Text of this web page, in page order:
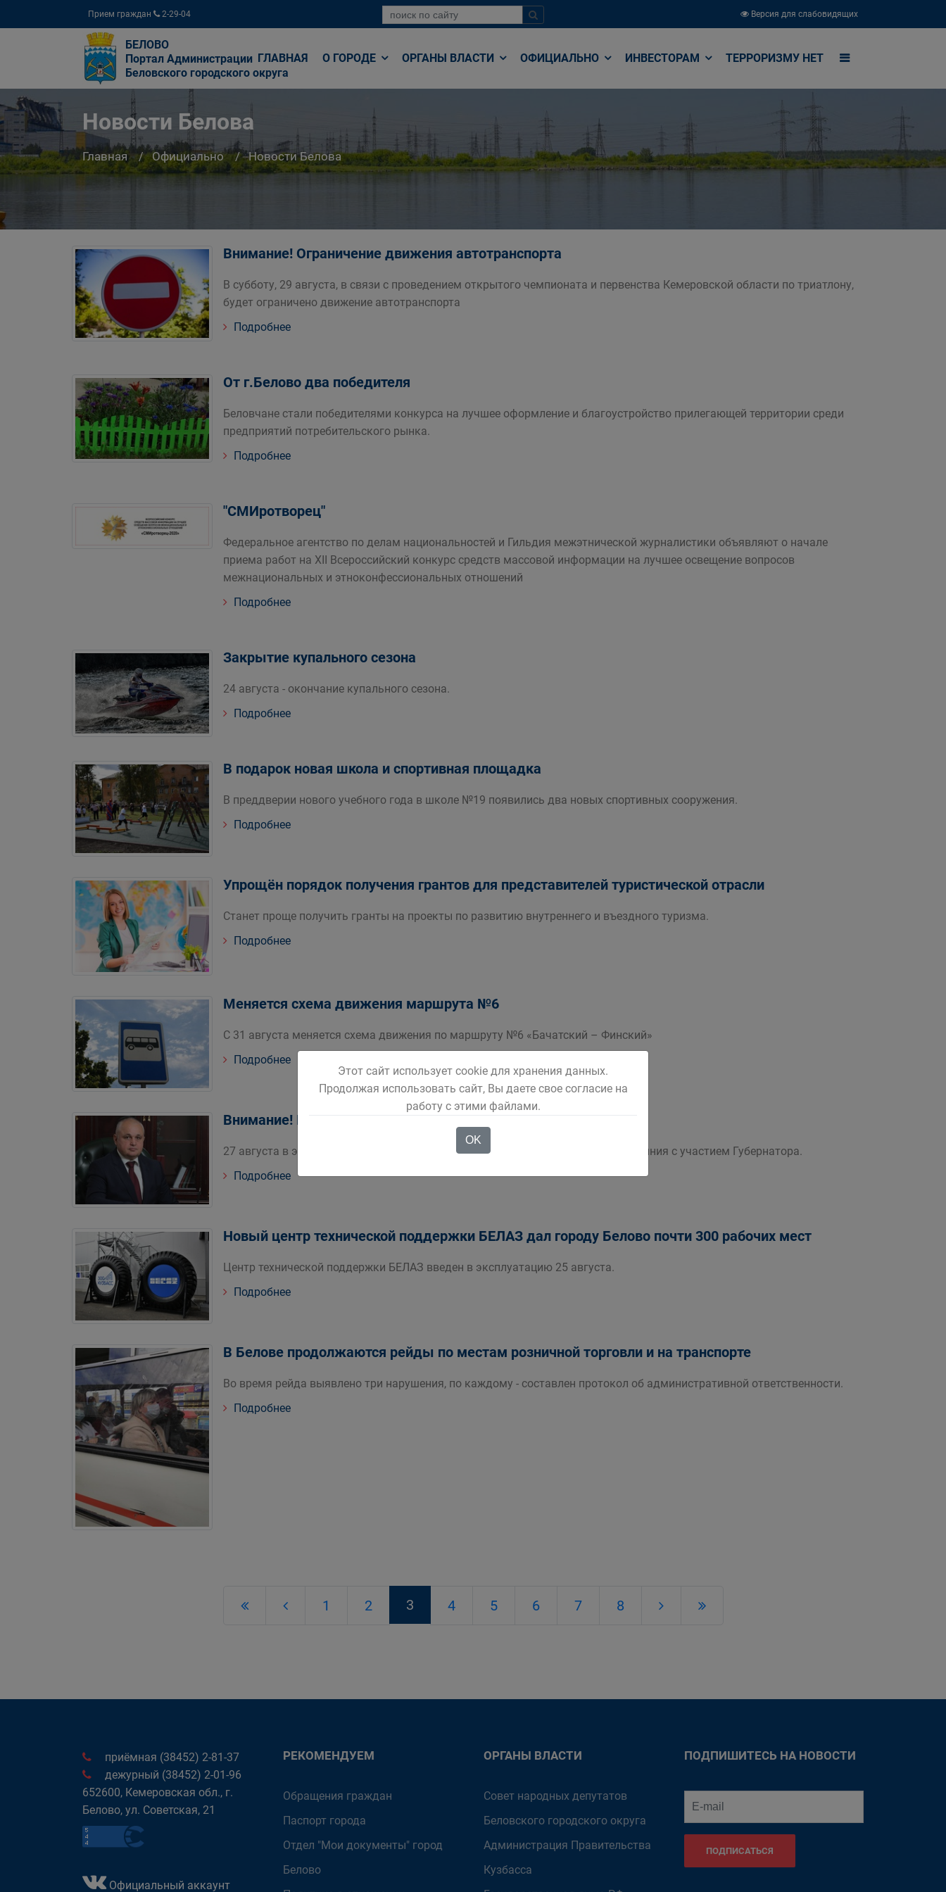
Прием граждан 2-29-04 Версия для слабовидящих
БЕЛОВО
Портал Администрации
Беловского городского округа
ГЛАВНАЯ О ГОРОДЕ ОРГАНЫ ВЛАСТИ ОФИЦИАЛЬНО ИНВЕСТОРАМ ТЕРРОРИЗМУ НЕТ
Новости Белова
Главная Официально Новости Белова
Внимание! Ограничение движения автотранспорта
В субботу, 29 августа, в связи с проведением открытого чемпионата и первенства Кемеровской области по триатлону,
будет ограничено движение автотранспорта
Подробнее
От г.Белово два победителя
Беловчане стали победителями конкурса на лучшее оформление и благоустройство прилегающей территории среди
предприятий потребительского рынка.
Подробнее
"СМИротворец"
Федеральное агентство по делам национальностей и Гильдия межэтнической журналистики объявляют о начале
приема работ на XII Всероссийский конкурс средств массовой информации на лучшее освещение вопросов
межнациональных и этноконфессиональных отношений
Подробнее
Закрытие купального сезона
24 августа - окончание купального сезона.
Подробнее
В подарок новая школа и спортивная площадка
В преддверии нового учебного года в школе №19 появились два новых спортивных сооружения.
Подробнее
Упрощён порядок получения грантов для представителей туристической отрасли
Станет проще получить гранты на проекты по развитию внутреннего и въездного туризма.
Подробнее
Меняется схема движения маршрута №6
С 31 августа меняется схема движения по маршруту №6 «Бачатский – Финский»
Подробнее
Внимание! Прямая линия Губернатора Кузбасса
27 августа в эфире телеканалов «Кузбасс 1» и «Россия 24» состоится прямая линия с участием Губернатора.
Подробнее
Новый центр технической поддержки БЕЛАЗ дал городу Белово почти 300 рабочих мест
Центр технической поддержки БЕЛАЗ введен в эксплуатацию 25 августа.
Подробнее
В Белове продолжаются рейды по местам розничной торговли и на транспорте
Во время рейда выявлено три нарушения, по каждому - составлен протокол об административной ответственности.
Подробнее
1 2 3 4 5 6 7 8
приёмная (38452) 2-81-37
дежурный (38452) 2-01-96
652600, Кемеровская обл., г.
Белово, ул. Советская, 21
Официальный аккаунт
РЕКОМЕНДУЕМ
Обращения граждан
Паспорт города
Отдел "Мои документы" город
Белово
ОРГАНЫ ВЛАСТИ
Совет народных депутатов
Беловского городского округа
Администрация Правительства
Кузбасса
ПОДПИШИТЕСЬ НА НОВОСТИ
ПОДПИСАТЬСЯ
Этот сайт использует cookie для хранения данных.
Продолжая использовать сайт, Вы даете свое согласие на
работу с этими файлами.
OK